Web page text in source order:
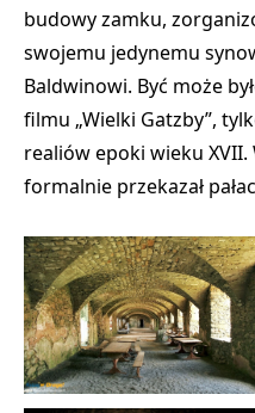
budowy zamku,
swojemu jedynemu
Baldwinowi. Być może
filmu „Wielki Gatzby”,
realiów epoki wieku
formalnie przekazał